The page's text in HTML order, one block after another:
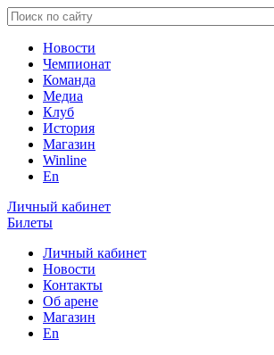
Новости
Чемпионат
Команда
Медиа
Клуб
История
Магазин
Winline
En
Личный кабинет
Билеты
Личный кабинет
Новости
Контакты
Об арене
Магазин
En